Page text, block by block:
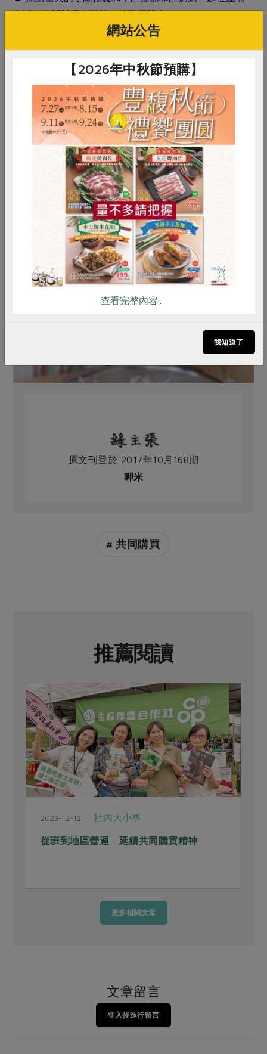
合照，白爺爺擦乾眼淚，笑得很開心！
原文刊登於 2017年10月168期
呷米
# 共同購買
推薦閱讀
2023-12-12 社內大小事
從班到地區營運 延續共同購買精神
更多相關文章
文章留言
登入後進行留言
RPET 食譜 減硝酸鹽
雞蛋 食安 共同購買
網站公告
【2026年中秋節預購】
查看完整內容..
我知道了